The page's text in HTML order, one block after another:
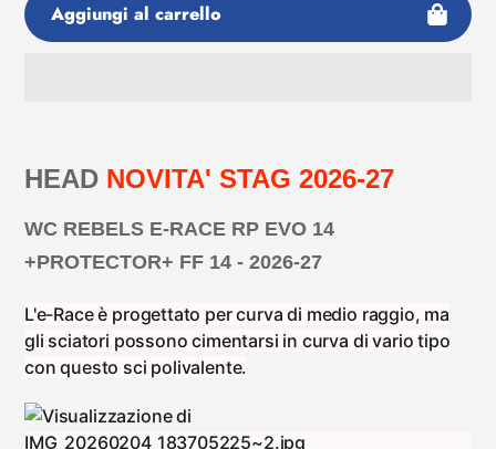
Aggiungi al carrello
al
carrello
HEAD NOVITA' STAG 2026-27
WC REBELS E-RACE RP EVO 14
+PROTECTOR+ FF 14 - 2026-27
L'e-Race è progettato per curva di medio raggio, ma
gli sciatori possono cimentarsi in curva di vario tipo
con questo sci polivalente.